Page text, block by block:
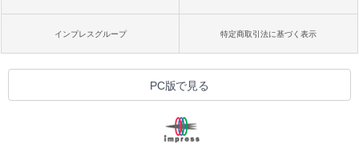
インプレスグループ 特定商取引法に基づく表示
PC版で見る